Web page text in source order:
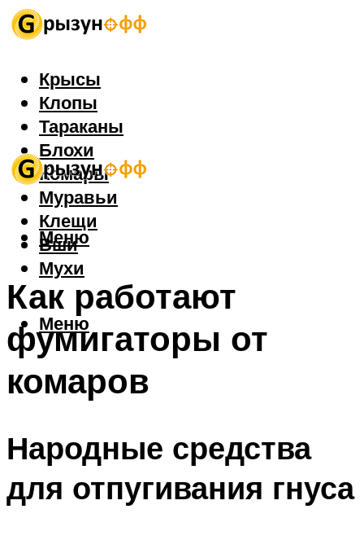
Крысы
Клопы
Тараканы
Блохи
Комары
Муравьи
Клещи
Вши
Мухи
Меню
Меню
Как работают
фумигаторы от
комаров
Народные средства
для отпугивания гнуса